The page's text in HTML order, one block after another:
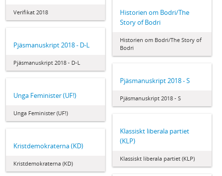
Verifikat 2018
Historien om Bodri/The
Story of Bodri
Historien om Bodri/The Story of
Bodri
Pjäsmanuskript 2018 - D-L
Pjäsmanuskript 2018 - D-L
Pjäsmanuskript 2018 - S
Pjäsmanuskript 2018 - S
Unga Feminister (UF!)
Unga Feminister (UF!)
Klassiskt liberala partiet
(KLP)
Klassiskt liberala partiet (KLP)
Kristdemokraterna (KD)
Kristdemokraterna (KD)